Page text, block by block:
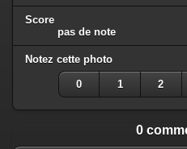
Score
pas de note
Notez cette photo
0 1 2
0